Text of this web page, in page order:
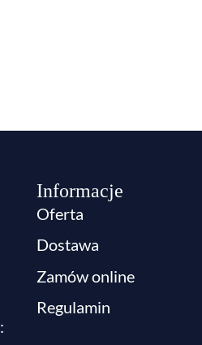
Informacje
Oferta
Dostawa
Zamów online
Regulamin